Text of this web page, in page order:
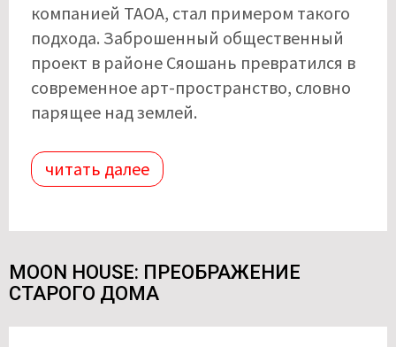
компанией TAOA, стал примером такого
подхода. Заброшенный общественный
проект в районе Сяошань превратился в
современное арт-пространство, словно
парящее над землей.
читать далее
MOON HOUSE: ПРЕОБРАЖЕНИЕ
СТАРОГО ДОМА